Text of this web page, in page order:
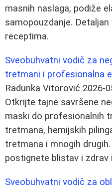
masnih naslaga, podiže
samopouzdanje.
receptima.
Sveobuhvatni vodič za
tretmani i profesionalna
Radunka Vitorović 2026-
Otkrijte tajne savršene
maski do profesionalnih
tretmana, hemijskih
tretmana i mnogih
postignete blistav i zdrav
Sveobuhvatni vodič za